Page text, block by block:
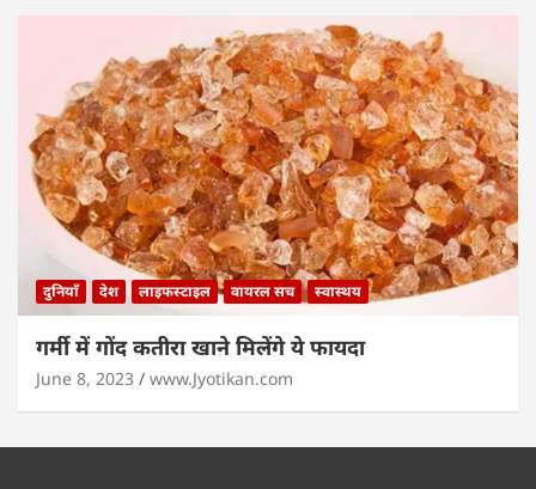
दुनियाँ देश लाइफस्टाइल वायरल सच स्वास्थय
गर्मी में गोंद कतीरा खाने मिलेंगे ये फायदा
June 8, 2023 www.Jyotikan.com